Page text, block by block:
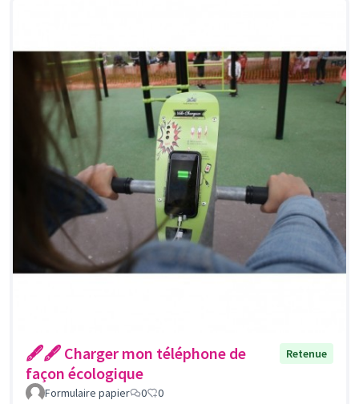
🖋🖋 Charger mon téléphone de
façon écologique
Retenue
Formulaire papier 0 0